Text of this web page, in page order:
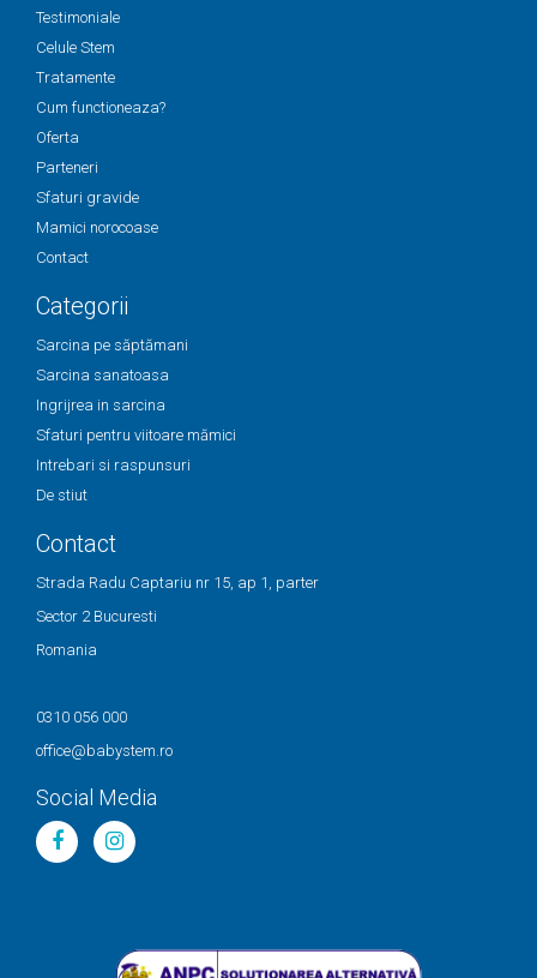
Testimoniale
Celule Stem
Tratamente
Cum functioneaza?
Oferta
Parteneri
Sfaturi gravide
Mamici norocoase
Contact
Categorii
Sarcina pe săptămani
Sarcina sanatoasa
Ingrijrea in sarcina
Sfaturi pentru viitoare mămici
Intrebari si raspunsuri
De stiut
Contact
Strada Radu Captariu nr 15, ap 1, parter
Sector 2 Bucuresti
Romania
0310 056 000
office@babystem.ro
Social Media